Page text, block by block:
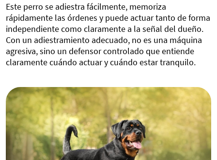
Este perro se adiestra fácilmente, memoriza
rápidamente las órdenes y puede actuar tanto de forma
independiente como claramente a la señal del dueño.
Con un adiestramiento adecuado, no es una máquina
agresiva, sino un defensor controlado que entiende
claramente cuándo actuar y cuándo estar tranquilo.